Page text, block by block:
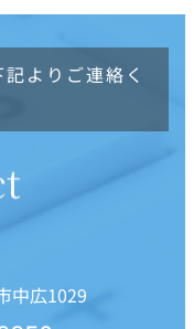
よりご連絡く
中広1029